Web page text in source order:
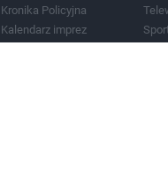
Kronika Policyjna
Kalendarz imprez